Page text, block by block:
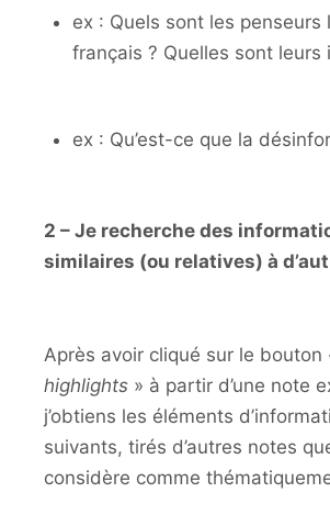
ex : Quels sont les penseurs
français ? Quelles sont leurs
ex : Qu’est-ce que la
2 – Je recherche des
similaires (ou relatives) à
Après avoir cliqué sur le bouton
highlights » à partir d’une note
j’obtiens les éléments
suivants, tirés d’autres notes
considère comme